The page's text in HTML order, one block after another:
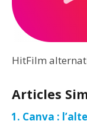
HitFilm
Articles
Canva :